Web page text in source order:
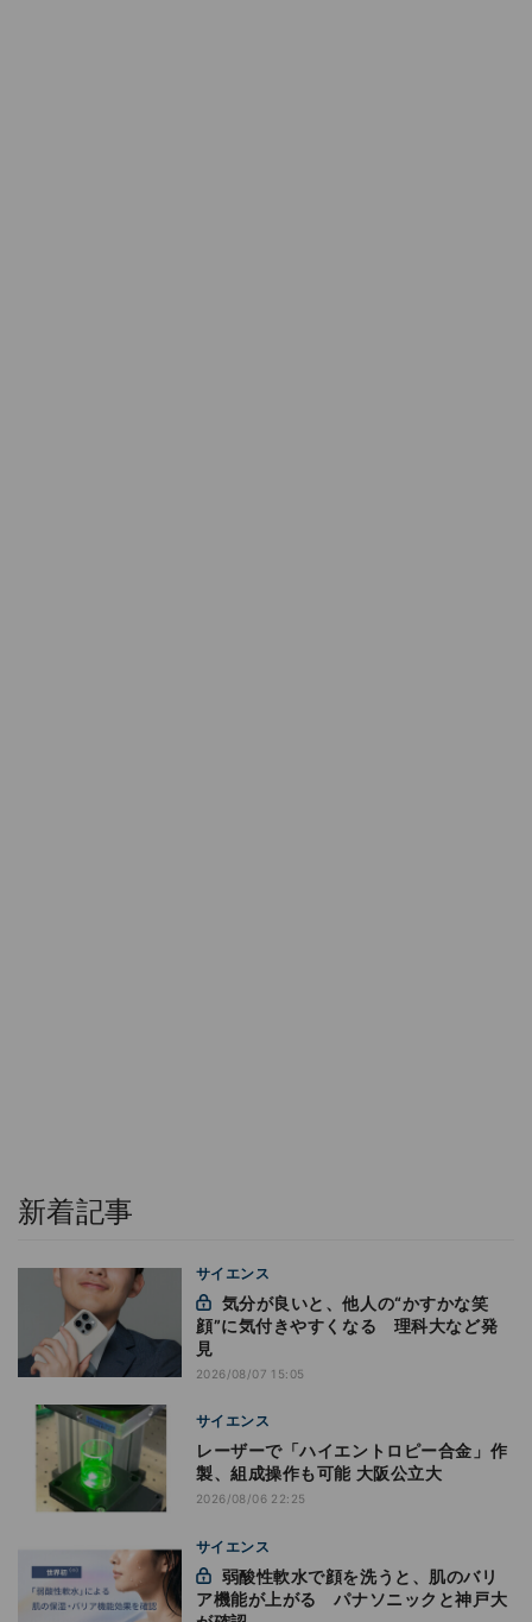
新着記事
サイエンス
顔”に気付きやすくなる 理科大など発
見
2026/08/07 15:05
サイエンス
レーザーで「ハイエントロピー合金」作
製、組成操作も可能 大阪公立大
2026/08/06 22:25
サイエンス
ア機能が上がる パナソニックと神戸大